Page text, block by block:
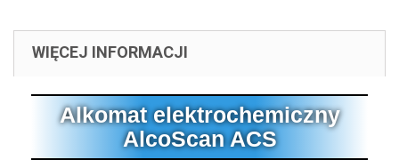
WIĘCEJ INFORMACJI
Alkomat elektrochemiczny
AlcoScan ACS